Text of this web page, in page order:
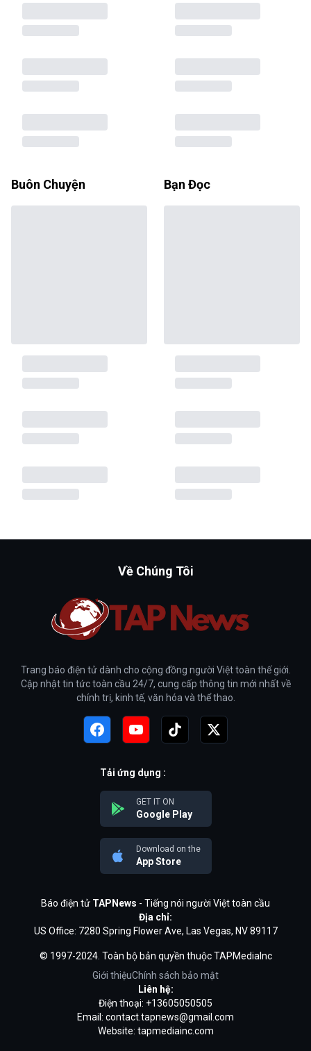
Buôn Chuyện Bạn Đọc
Về Chúng Tôi
Trang báo điện tử dành cho cộng đồng người Việt toàn thế giới.
Cập nhật tin tức toàn cầu 24/7, cung cấp thông tin mới nhất về
chính trị, kinh tế, văn hóa và thể thao.
Tải ứng dụng :
GET IT ON
Google Play
Download on the
App Store
Báo điện tử TAPNews - Tiếng nói người Việt toàn cầu
Địa chỉ:
US Office: 7280 Spring Flower Ave, Las Vegas, NV 89117
© 1997-2024. Toàn bộ bản quyền thuộc TAPMediaInc
Giới thiệuChính sách bảo mật
Liên hệ:
Điện thoại: +13605050505
Email: contact.tapnews@gmail.com
Website: tapmediainc.com